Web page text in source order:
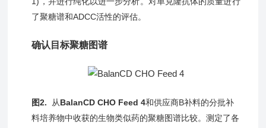
了聚糖谱和ADCC活性的评估。
确认目标聚糖图谱
图2. 从BalanCD CHO Feed 4和供应商B补料的分批补
料培养物中收获的生物类似药的聚糖图谱比较。测定了各